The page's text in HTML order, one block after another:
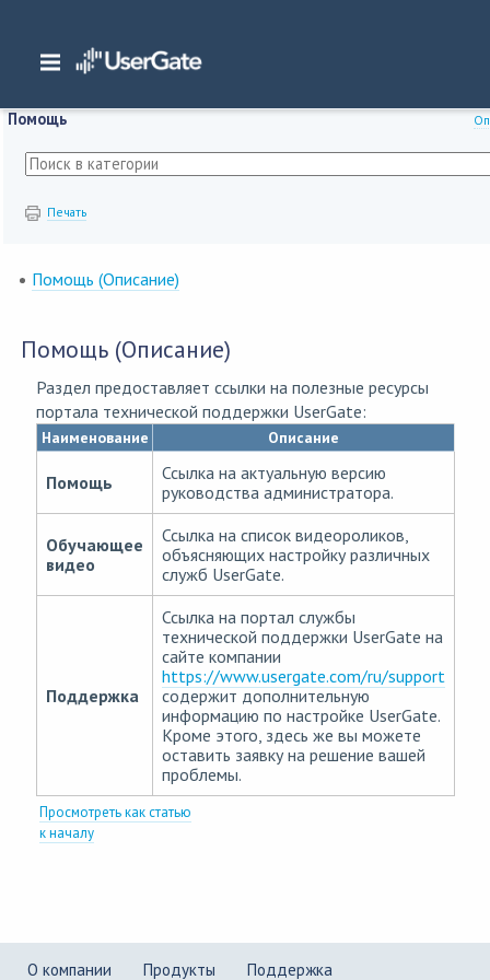
Главная/ Документация/WAF/
Помощь
Печать
Помощь (Описание)
Помощь (Описание)
Раздел предоставляет ссылки на полезные ресурсы
портала технической поддержки UserGate:
Наименование Описание
Помощь
Ссылка на актуальную версию
руководства администратора.
Обучающее
видео
Ссылка на список видеороликов,
объясняющих настройку различных
служб UserGate.
Поддержка
Ссылка на портал службы
технической поддержки UserGate на
сайте компании
https://www.usergate.com/ru/support
содержит дополнительную
информацию по настройке UserGate.
Кроме этого, здесь же вы можете
оставить заявку на решение вашей
проблемы.
Просмотреть как статью
к началу
О компании Продукты Поддержка